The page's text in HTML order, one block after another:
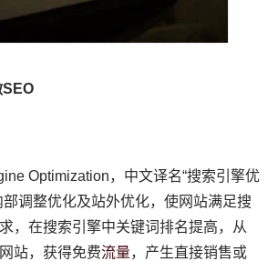
SEO
Optimization，中文译名“搜索引擎优
部调整优化及站外优化，使网站满足搜
，在搜索引擎中关键词排名提高，从
站，获得免费流量，产生直接销售或